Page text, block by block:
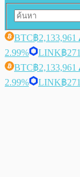
BTC฿2,133,961
2.99%
LINK฿
BTC฿2,133,961
2.99%
LINK฿